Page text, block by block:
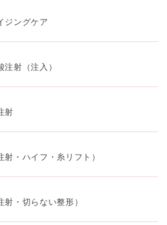
ジングケア
注射（注入）
射
射・ハイフ・糸リフト）
射・切らない整形）